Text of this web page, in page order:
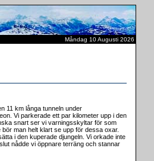
Måndag 10 Augusti 2026
11 km långa tunneln under
Vi parkerade ett par kilometer upp i den
snart ser vi varningsskyltar för som
man helt klart se upp för dessa oxar.
i den kuperade djungeln. Vi orkade inte
nådde vi öppnare terräng och stannar